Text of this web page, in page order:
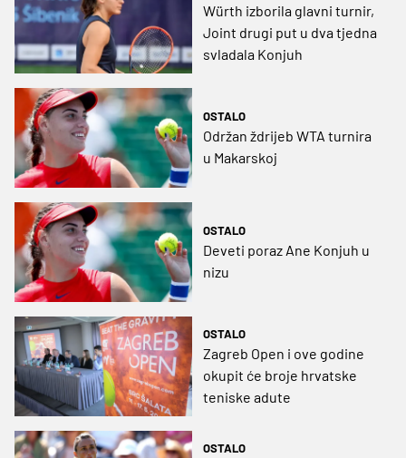
Würth izborila glavni turnir,
Joint drugi put u dva tjedna
svladala Konjuh
OSTALO
Održan ždrijeb WTA turnira
u Makarskoj
OSTALO
Deveti poraz Ane Konjuh u
nizu
OSTALO
Zagreb Open i ove godine
okupit će broje hrvatske
teniske adute
OSTALO